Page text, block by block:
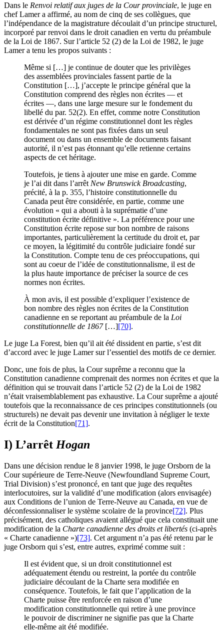
Dans le Renvoi relatif aux juges de la Cour provinciale, le juge en
chef Lamer a affirmé, au nom de cinq de ses collègues, que
l’indépendance de la magistrature découlait d’un principe structurel,
incorporé par renvoi dans le droit canadien en vertu du préambule
de la Loi de 1867. Sur l’article 52 (2) de la Loi de 1982, le juge
Lamer a tenu les propos suivants :
Même si […] je continue de douter que les privilèges
des assemblées provinciales fassent partie de la
Constitution […], j’accepte le principe général que la
Constitution comprend des règles non écrites — et
écrites —, dans une large mesure sur le fondement du
libellé du par. 52(2). En effet, comme notre Constitution
est dérivée d’un régime constitutionnel dont les règles
fondamentales ne sont pas fixées dans un seul
document ou dans un ensemble de documents faisant
autorité, il n’est pas étonnant qu’elle retienne certains
aspects de cet héritage.
Toutefois, je tiens à ajouter une mise en garde. Comme
je l’ai dit dans l’arrêt New Brunswick Broadcasting,
précité, à la p. 355, l’histoire constitutionnelle du
Canada peut être considérée, en partie, comme une
évolution « qui a abouti à la suprématie d’une
constitution écrite définitive ». La préférence pour une
Constitution écrite repose sur bon nombre de raisons
importantes, particulièrement la certitude du droit et, par
ce moyen, la légitimité du contrôle judiciaire fondé sur
la Constitution. Compte tenu de ces préoccupations, qui
sont au coeur de l’idée de constitutionnalisme, il est de
la plus haute importance de préciser la source de ces
normes non écrites.
À mon avis, il est possible d’expliquer l’existence de
bon nombre des règles non écrites de la Constitution
canadienne en se reportant au préambule de la Loi
constitutionnelle de 1867[…][70].
Le juge La Forest, bien qu’il ait été dissident en partie, s’est dit
d’accord avec le juge Lamer sur l’essentiel des motifs de ce dernier.
Donc, une fois de plus, la Cour suprême a reconnu que la
Constitution canadienne comprenait des normes non écrites et que la
définition qui se trouvait dans l’article 52 (2) de la Loi de 1982
n’était vraisemblablement pas exhaustive. La Cour suprême a ajouté
toutefois que la reconnaissance de ces principes constitutionnels (ou
structurels) ne devait pas devenir une invitation à négliger le texte
écrit de la Constitution[71].
I) L’arrêt Hogan
Dans une décision rendue le 8 janvier 1998, le juge Orsborn de la
Cour supérieure de Terre-Neuve (Newfoundland Supreme Court,
Trial Division) s’est prononcé, en tant que juge des requêtes
interlocutoires, sur la validité d’une modification (alors envisagée)
aux Conditions de l’union de Terre-Neuve au Canada, en vue de
déconfessionnaliser le système scolaire de la province[72]. Plus
précisément, des catholiques avaient allégué que cela constituait une
modification de la Charte canadienne des droits et libertés (ci-après
« Charte canadienne »)[73]. Cet argument n’a pas été retenu par le
juge Orsborn qui s’est, entre autres, exprimé comme suit :
Il est évident que, si un droit constitutionnel est
adéquatement étendu ou restreint, la portée du contrôle
judiciaire découlant de la Charte sera modifiée en
conséquence. Toutefois, le fait que l’application de la
Charte puisse être renforcée en raison d’une
modification constitutionnelle qui retire à une province
le pouvoir de discriminer ne signifie pas que la Charte
elle-même ait été modifiée.